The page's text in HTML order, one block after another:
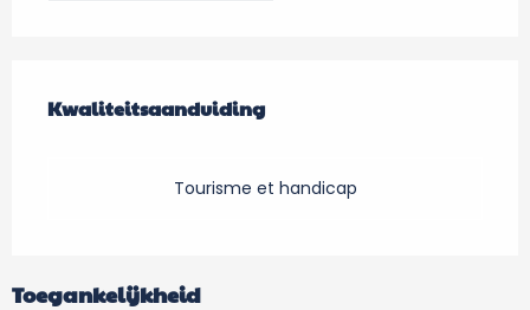
Kwaliteitsaanduiding
Kwaliteitsaanduiding
Tourisme et handicap
Toegankelijkheid